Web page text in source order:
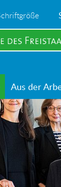
Aus der